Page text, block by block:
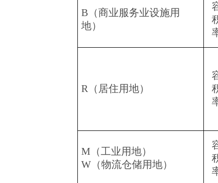
B （商业服务业设施用
地）
R（居住用地）
M （工业用地）
W（物流仓储用地）